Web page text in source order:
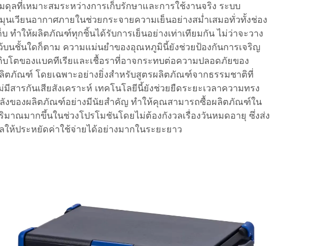
ดุลที่เหมาะสมระหว่างการเก็บรักษาและการใช้งานจริง ระบบ
นเวียนอากาศภายในช่วยกระจายความเย็นอย่างสม่ำเสมอทั่วทั้งช่อง
บ ทำให้ผลิตภัณฑ์ทุกชิ้นได้รับการเย็นอย่างเท่าเทียมกัน ไม่ว่าจะวาง
บนชั้นใดก็ตาม ความแม่นยำของอุณหภูมินี้ยังช่วยป้องกันการเจริญ
บโตของแบคทีเรียและเชื้อราที่อาจกระทบต่อความปลอดภัยของ
ตภัณฑ์ โดยเฉพาะอย่างยิ่งสำหรับสูตรผลิตภัณฑ์จากธรรมชาติที่
มีสารกันเสียสังเคราะห์ เทคโนโลยีนี้ยังช่วยยืดระยะเวลาความทรง
งของผลิตภัณฑ์อย่างมีนัยสำคัญ ทำให้คุณสามารถซื้อผลิตภัณฑ์ใน
มาณมากขึ้นในช่วงโปรโมชันโดยไม่ต้องกังวลเรื่องวันหมดอายุ ซึ่งส่ง
ให้ประหยัดค่าใช้จ่ายได้อย่างมากในระยะยาว